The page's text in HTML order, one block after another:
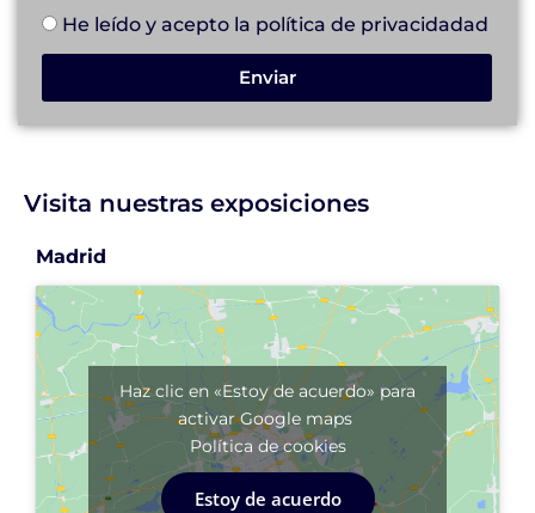
He leído y acepto la política de privacidadad
Enviar
Visita nuestras exposiciones
Madrid
Haz clic en «Estoy de acuerdo» para
activar Google maps
Política de cookies
Estoy de acuerdo